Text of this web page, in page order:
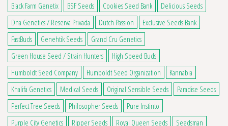
Black Farm Genetix
BSF Seeds Cookies Seed Bank
Delicious Seeds
Dna Genetics / Reserva Privada
Dutch Passion
Exclusive Seeds Bank
FastBuds
Genehtik Seeds
Grand Cru Genetics
Green House Seed / Strain Hunters
High Speed Buds
Humboldt Seed Company
Humboldt Seed Organization
Kannabia
Khalifa Genetics
Medical Seeds Original Sensible Seeds
Paradise Seeds
Perfect Tree Seeds
Philosopher Seeds
Pure Instinto
Purple City Genetics
Ripper Seeds Royal Queen Seeds
Seedsman